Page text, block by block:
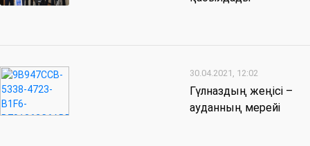
30.04.2021, 12:02
Гүлназдың жеңісі –
ауданның мерейі